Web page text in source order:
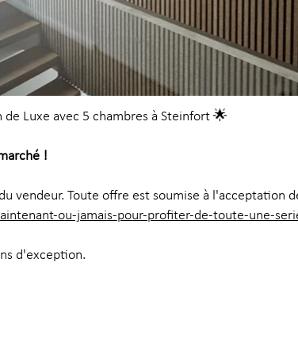
Luxe avec 5 chambres à Steinfort 🌟
!
vendeur. Toute offre est soumise à l'acceptation
ou-jamais-pour-profiter-de-toute-une-
d'exception.